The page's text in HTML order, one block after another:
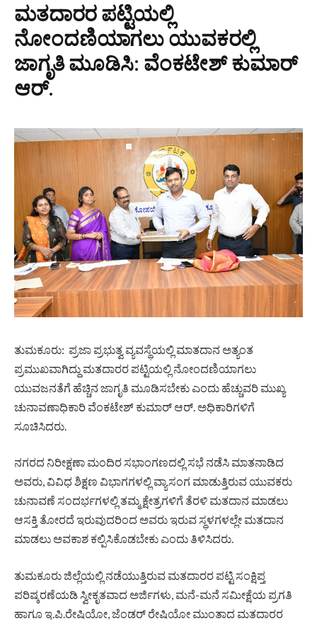
ಮತದಾರರ ಪಟ್ಟಿಯಲ್ಲಿ
ನೋಂದಣಿಯಾಗಲು ಯುವಕರಲ್ಲಿ
ಜಾಗೃತಿ ಮೂಡಿಸಿ: ವೆಂಕಟೇಶ್ ಕುಮಾರ್
ಆರ್.
ತುಮಕೂರು: ಪ್ರಜಾ ಪ್ರಭುತ್ವ ವ್ಯವಸ್ಥೆಯಲ್ಲಿ ಮಾತದಾನ ಅತ್ಯಂತ
ಪ್ರಮುಖವಾಗಿದ್ದು ಮತದಾರರ ಪಟ್ಟಿಯಲ್ಲಿ ನೋಂದಣಿಯಾಗಲು
ಯುವಜನತೆಗೆ ಹೆಚ್ಚಿನ ಜಾಗೃತಿ ಮೂಡಿಸಬೇಕು ಎಂದು ಹೆಚ್ಚುವರಿ ಮುಖ್ಯ
ಚುನಾವಣಾಧಿಕಾರಿ ವೆಂಕಟೇಶ್ ಕುಮಾರ್ ಆರ್. ಅಧಿಕಾರಿಗಳಿಗೆ
ಸೂಚಿಸಿದರು.
ನಗರದ ನಿರೀಕ್ಷಣಾ ಮಂದಿರ ಸಭಾಂಗಣದಲ್ಲಿ ಸಭೆ ನಡೆಸಿ ಮಾತನಾಡಿದ
ಅವರು, ವಿವಿಧ ಶಿಕ್ಷಣ ವಿಭಾಗಗಳಲ್ಲಿ ವ್ಯಾಸಂಗ ಮಾಡುತ್ತಿರುವ ಯುವಕರು
ಚುನಾವಣೆ ಸಂದರ್ಭಗಳಲ್ಲಿ ತಮ್ಮ ಕ್ಷೇತ್ರಗಳಿಗೆ ತೆರಳಿ ಮತದಾನ ಮಾಡಲು
ಆಸಕ್ತಿ ತೋರದೆ ಇರುವುದರಿಂದ ಅವರು ಇರುವ ಸ್ಥಳಗಳಲ್ಲೇ ಮತದಾನ
ಮಾಡಲು ಅವಕಾಶ ಕಲ್ಪಿಸಿಕೊಡಬೇಕು ಎಂದು ತಿಳಿಸಿದರು.
ತುಮಕೂರು ಜಿಲ್ಲೆಯಲ್ಲಿ ನಡೆಯುತ್ತಿರುವ ಮತದಾರರ ಪಟ್ಟಿ ಸಂಕ್ಷಿಪ್ತ
ಪರಿಷ್ಕರಣೆಯಡಿ ಸ್ವೀಕೃತವಾದ ಅರ್ಜಿಗಳು, ಮನೆ-ಮನೆ ಸಮೀಕ್ಷೆಯ ಪ್ರಗತಿ
ಹಾಗೂ ಇ.ಪಿ.ರೇಷಿಯೋ, ಜೆಂಡರ್ ರೇಷಿಯೋ ಮುಂತಾದ ಮತದಾರರ